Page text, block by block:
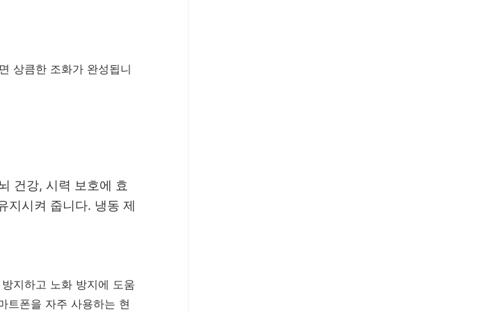
상큼한 조화가 완성됩니
건강, 시력 보호에 효
지시켜 줍니다. 냉동 제
지하고 노화 방지에 도움
트폰을 자주 사용하는 현